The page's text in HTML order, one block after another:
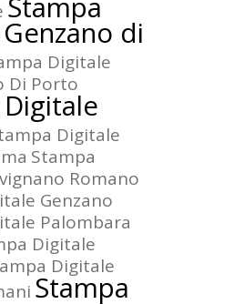
Stampa
di
Digitale
Di Porto
Digitale
Stampa
Romano
Genzano
Palombara
Digitale
Digitale
Stampa